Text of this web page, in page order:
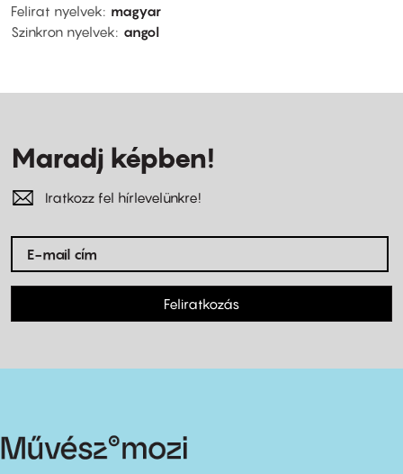
Felirat nyelvek
magyar
Szinkron nyelvek
angol
Maradj képben!
Iratkozz fel hírlevelünkre!
Feliratkozás